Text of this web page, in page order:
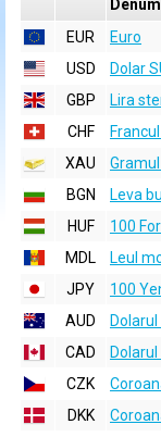
EUR
Euro
USD
Dolar
GBP
Lira
CHF
XAU
BGN
Leva
HUF
100
MDL
Leul
JPY
100
AUD
CAD
CZK
DKK